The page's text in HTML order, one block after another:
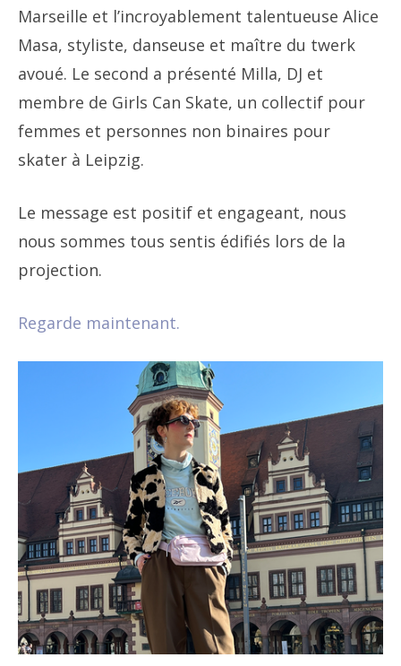
Marseille et l’incroyablement talentueuse Alice
Masa, styliste, danseuse et maître du twerk
avoué. Le second a présenté Milla, DJ et
membre de Girls Can Skate, un collectif pour
femmes et personnes non binaires pour
skater à Leipzig.
Le message est positif et engageant, nous
nous sommes tous sentis édifiés lors de la
projection.
Regarde maintenant.